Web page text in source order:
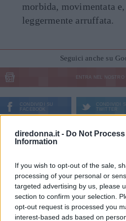
diredonna.it - Do Not
Information
If you wish to opt-out of the sale,
processing of your personal or
targeted advertising by us, please
section to confirm your selection.
opt-out request is processed you
interest-based ads based on
morbida, movimentata
leggermente arruffata.
Seguici anche su
ENTRA NEL NOSTRO
CONDIVIDI SU
FACEBOOK
CONDIVIDI
TWITTER
Ultime News
possiamo tornare a sentire
Fatti notare! Le frasi per
tutti commenteranno
11 frasi di Papa Leone XIV,